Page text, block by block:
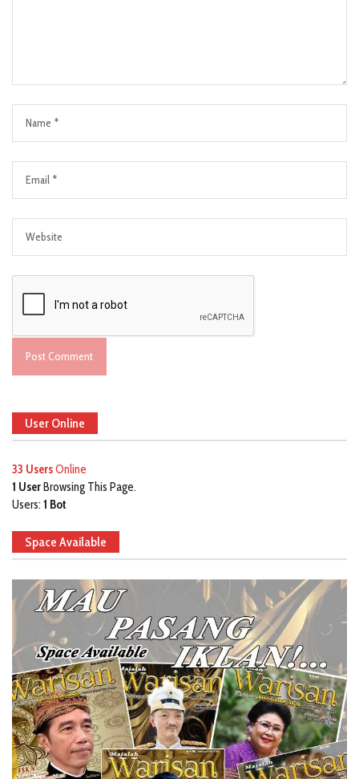
User Online
33 UsersOnline
1 UserBrowsing This Page.
Users: 1 Bot
Space Available